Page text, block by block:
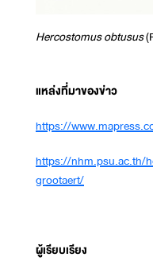
Hercostomus obtusus
แหล่งที่มาของข่าว
https://
https://nhm.psu.ac.th/
grootaert/
ผู้เรียบเรียง